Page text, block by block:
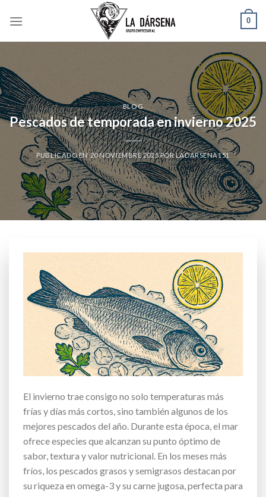
0
BLOG
Pescados de temporada en invierno 2025
PUBLICADO EN 20 NOVIEMBRE 2025PORLADARSENA151
El invierno trae consigo no solo temperaturas más
frías y días más cortos, sino también algunos de los
mejores pescados del año. Durante esta época, el mar
ofrece especies que alcanzan su punto óptimo de
sabor, textura y valor nutricional. En los meses más
fríos, los pescados grasos y semigrasos destacan por
su riqueza en omega-3 y su carne jugosa, perfecta para